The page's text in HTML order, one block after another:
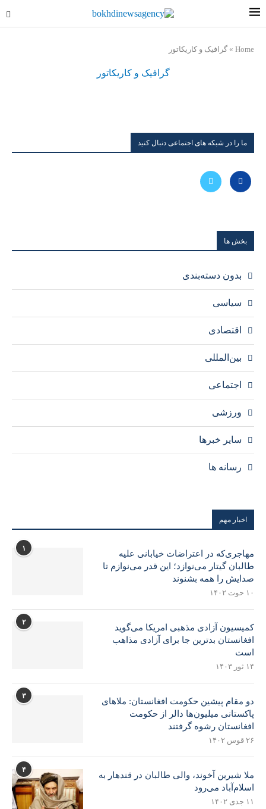
Home
» گرافیک و کاریکاتور
گرافیک و کاریکاتور
ما را در شبکه های اجتماعی دنبال کنید
بخش ها
بدون دسته‌بندی
سیاسی
اقتصادی
بین‌المللی
اجتماعی
ورزشی
سایر خبرها
رسانه ها
اخبار مهم
۱
مهاجری‌که در اعتراضات خیابانی علیه
طالبان گیتار می‌نوازد؛ این قدر می‌نوازم تا
صدایش را همه بشنوند
۱۰ حوت ۱۴۰۲
۲
کمیسیون آزادی مذهبی امریکا می‌گوید
افغانستان بدترین جا برای آزادی مذاهب
است
۱۴ ثور ۱۴۰۳
۳
دو مقام پیشین حکومت افغانستان: ملاهای
پاکستانی میلیون‌ها دالر از حکومت
افغانستان رشوه گرفتند
۲۶ قوس ۱۴۰۲
۴
ملا شیرین آخوند، والی طالبان در قندهار به
اسلام‌آباد می‌رود
۱۱ جدی ۱۴۰۲